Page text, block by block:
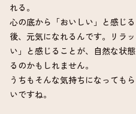
れる。
心の底から「おいしい」と感じ
後、元気になれるんです。リラ
い」と感じることが、自然な状
るのかもしれません。
うちもそんな気持ちになっても
いですね。